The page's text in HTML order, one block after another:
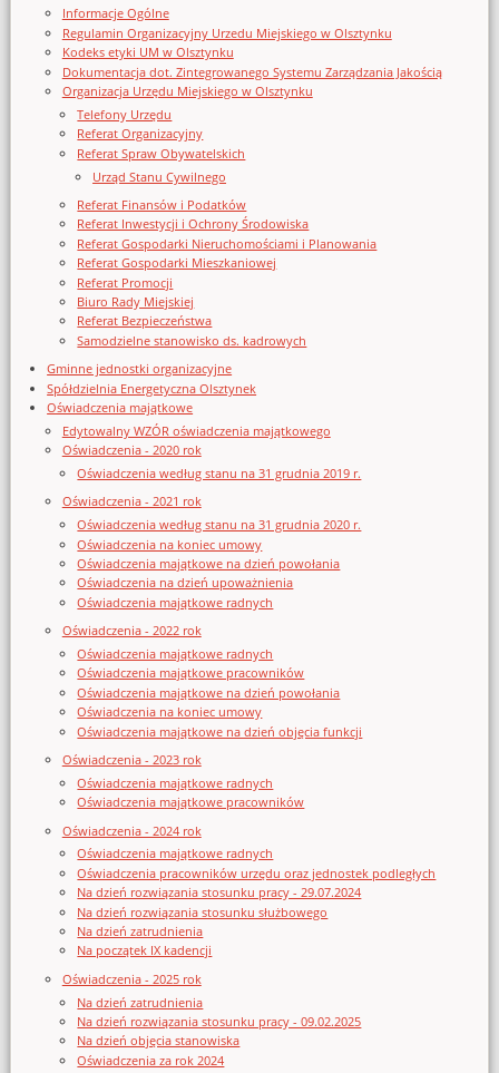
Informacje Ogólne
Regulamin Organizacyjny Urzedu Miejskiego w Olsztynku
Kodeks etyki UM w Olsztynku
Dokumentacja dot. Zintegrowanego Systemu Zarządzania Jakością
Organizacja Urzędu Miejskiego w Olsztynku
Telefony Urzędu
Referat Organizacyjny
Referat Spraw Obywatelskich
Urząd Stanu Cywilnego
Referat Finansów i Podatków
Referat Inwestycji i Ochrony Środowiska
Referat Gospodarki Nieruchomościami i Planowania
Referat Gospodarki Mieszkaniowej
Referat Promocji
Biuro Rady Miejskiej
Referat Bezpieczeństwa
Samodzielne stanowisko ds. kadrowych
Gminne jednostki organizacyjne
Spółdzielnia Energetyczna Olsztynek
Oświadczenia majątkowe
Edytowalny WZÓR oświadczenia majątkowego
Oświadczenia - 2020 rok
Oświadczenia według stanu na 31 grudnia 2019 r.
Oświadczenia - 2021 rok
Oświadczenia według stanu na 31 grudnia 2020 r.
Oświadczenia na koniec umowy
Oświadczenia majątkowe na dzień powołania
Oświadczenia na dzień upoważnienia
Oświadczenia majątkowe radnych
Oświadczenia - 2022 rok
Oświadczenia majątkowe radnych
Oświadczenia majątkowe pracowników
Oświadczenia majątkowe na dzień powołania
Oświadczenia na koniec umowy
Oświadczenia majątkowe na dzień objęcia funkcji
Oświadczenia - 2023 rok
Oświadczenia majątkowe radnych
Oświadczenia majątkowe pracowników
Oświadczenia - 2024 rok
Oświadczenia majątkowe radnych
Oświadczenia pracowników urzędu oraz jednostek podległych
Na dzień rozwiązania stosunku pracy - 29.07.2024
Na dzień rozwiązania stosunku służbowego
Na dzień zatrudnienia
Na początek IX kadencji
Oświadczenia - 2025 rok
Na dzień zatrudnienia
Na dzień rozwiązania stosunku pracy - 09.02.2025
Na dzień objęcia stanowiska
Oświadczenia za rok 2024